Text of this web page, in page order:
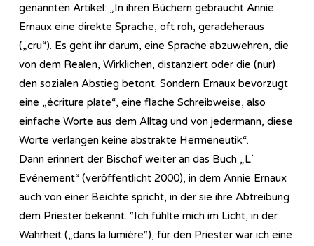
genannten Artikel: „In ihren Büchern gebraucht Annie
Ernaux eine direkte Sprache, oft roh, geradeheraus
(„cru“). Es geht ihr darum, eine Sprache abzuwehren, die
von dem Realen, Wirklichen, distanziert oder die (nur)
den sozialen Abstieg betont. Sondern Ernaux bevorzugt
eine „écriture plate“, eine flache Schreibweise, also
einfache Worte aus dem Alltag und von jedermann, diese
Worte verlangen keine abstrakte Hermeneutik“.
Dann erinnert der Bischof weiter an das Buch „L`
Evénement“ (veröffentlicht 2000), in dem Annie Ernaux
auch von einer Beichte spricht, in der sie ihre Abtreibung
dem Priester bekennt. “Ich fühlte mich im Licht, in der
Wahrheit („dans la lumière“), für den Priester war ich eine